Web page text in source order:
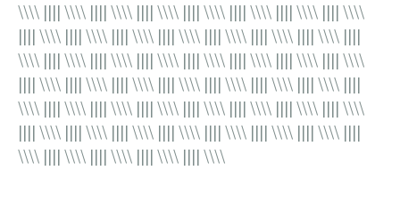
\\\\ |||| \\\\ |||| \\\\ |||| \\\\ |||| \\\\ |||| \\\\ |||| \\\\ |||| \\\\
|||| \\\\ |||| \\\\ |||| \\\\ |||| \\\\ |||| \\\\ |||| \\\\ |||| \\\\ ||||
\\\\ |||| \\\\ |||| \\\\ |||| \\\\ |||| \\\\ |||| \\\\ |||| \\\\ |||| \\\\
|||| \\\\ |||| \\\\ |||| \\\\ |||| \\\\ |||| \\\\ |||| \\\\ |||| \\\\ ||||
\\\\ |||| \\\\ |||| \\\\ |||| \\\\ |||| \\\\ |||| \\\\ |||| \\\\ |||| \\\\
|||| \\\\ |||| \\\\ |||| \\\\ |||| \\\\ |||| \\\\ |||| \\\\ |||| \\\\ ||||
\\\\ |||| \\\\ |||| \\\\ |||| \\\\ |||| \\\\